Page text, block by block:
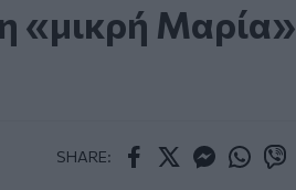
«μικρή Μαρία»
SHARE: